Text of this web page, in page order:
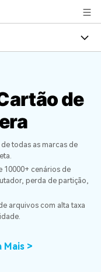
de dados para
Mac
RECURSOS
dados
de
todas as marcas de
10000+ cenários de
perda de partição,
arquivos com alta taxa
Mais >